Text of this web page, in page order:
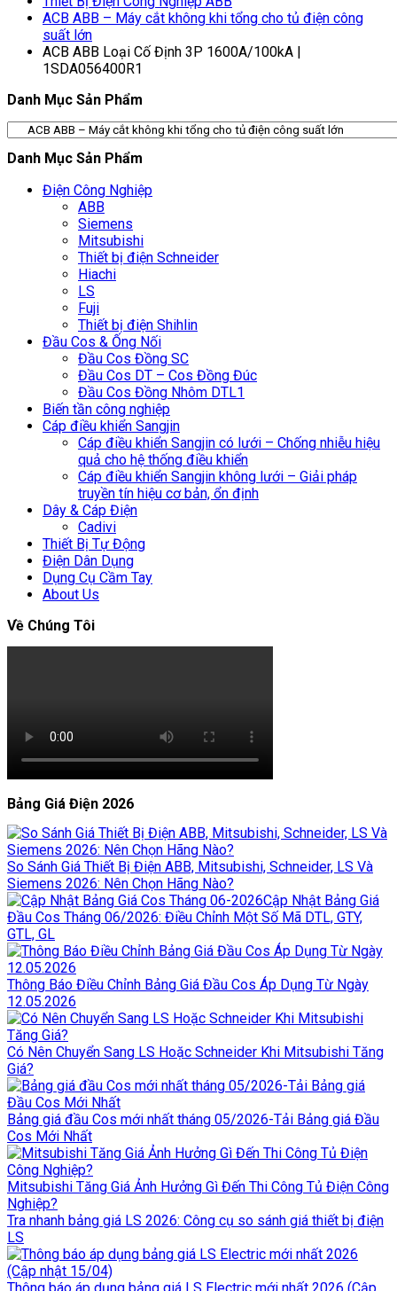
ACB ABB – Máy cắt không khi tổng cho tủ điện công
suất lớn
ACB ABB Loại Cố Định 3P 1600A/100kA |
1SDA056400R1
Danh Mục Sản Phẩm
Danh Mục Sản Phẩm
Điện Công Nghiệp
ABB
Siemens
Mitsubishi
Thiết bị điện Schneider
Hiachi
LS
Fuji
Thiết bị điện Shihlin
Đầu Cos & Ống Nối
Đầu Cos Đồng SC
Đầu Cos DT – Cos Đồng Đúc
Đầu Cos Đồng Nhôm DTL1
Biến tần công nghiệp
Cáp điều khiển Sangjin
Cáp điều khiển Sangjin có lưới – Chống nhiễu hiệu
quả cho hệ thống điều khiển
Cáp điều khiển Sangjin không lưới – Giải pháp
truyền tín hiệu cơ bản, ổn định
Dây & Cáp Điện
Cadivi
Thiết Bị Tự Động
Điện Dân Dụng
Dụng Cụ Cầm Tay
About Us
Về Chúng Tôi
Bảng Giá Điện 2026
So Sánh Giá Thiết Bị Điện ABB, Mitsubishi, Schneider, LS Và
Siemens 2026: Nên Chọn Hãng Nào?
Cập Nhật Bảng Giá
Đầu Cos Tháng 06/2026: Điều Chỉnh Một Số Mã DTL, GTY,
GTL, GL
Thông Báo Điều Chỉnh Bảng Giá Đầu Cos Áp Dụng Từ Ngày
12.05.2026
Có Nên Chuyển Sang LS Hoặc Schneider Khi Mitsubishi Tăng
Giá?
Bảng giá đầu Cos mới nhất tháng 05/2026-Tải Bảng giá Đầu
Cos Mới Nhất
Mitsubishi Tăng Giá Ảnh Hưởng Gì Đến Thi Công Tủ Điện Công
Nghiệp?
Tra nhanh bảng giá LS 2026: Công cụ so sánh giá thiết bị điện
LS